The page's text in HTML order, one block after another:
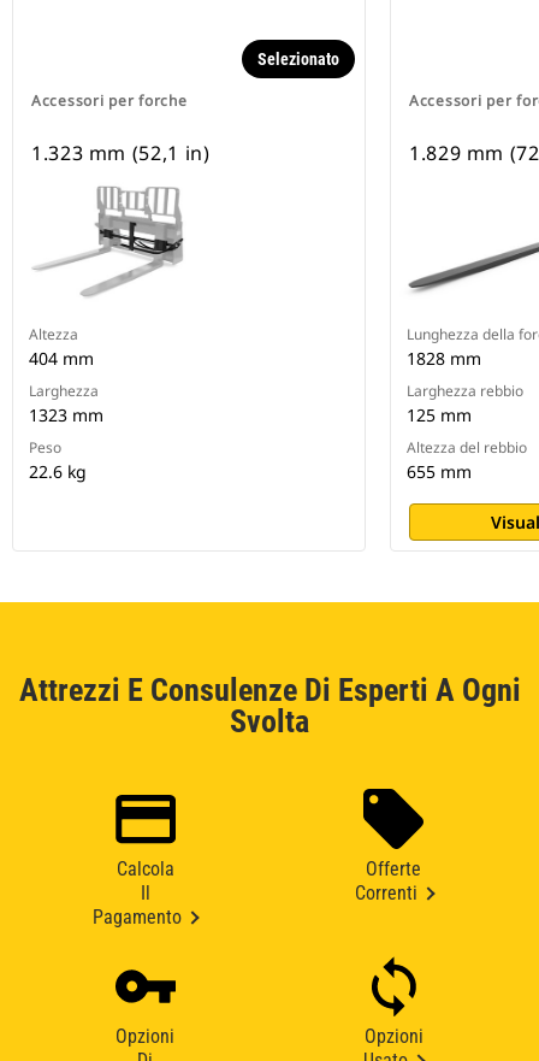
Accessori per forche
Selezionato
1.323 mm (52,1 in)
Altezza
404 mm
Larghezza
1323 mm
Peso
22.6 kg
Accessori per
1.829 mm
Lunghezza della
1828 mm
Larghezza rebbio
125 mm
Altezza del rebbio
655 mm
Attrezzi E Consulenze Di Esperti A Ogni
Svolta
Calcola
Pagamento
Offerte
Correnti
Opzioni
Opzioni